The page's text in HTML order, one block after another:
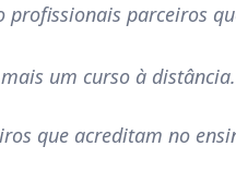
parceiros
um curso à
que acreditam no